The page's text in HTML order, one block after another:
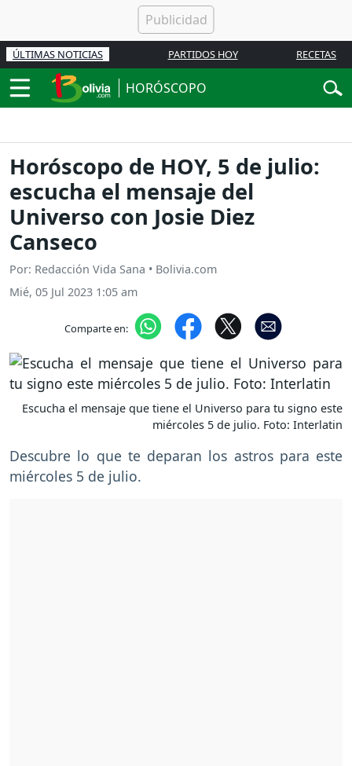
ÚLTIMAS NOTICIAS PARTIDOS HOY RECETAS
HORÓSCOPO
Horóscopo de HOY, 5 de julio:
escucha el mensaje del
Universo con Josie Diez
Canseco
Por: Redacción Vida Sana • Bolivia.com
Mié, 05 Jul 2023 1:05 am
Comparte en:
Escucha el mensaje que tiene el Universo para tu signo este
miércoles 5 de julio. Foto: Interlatin
Descubre lo que te deparan los astros para este
miércoles 5 de julio.